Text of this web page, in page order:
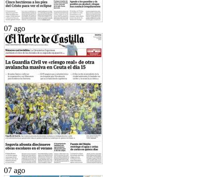
07 ago
07 ago